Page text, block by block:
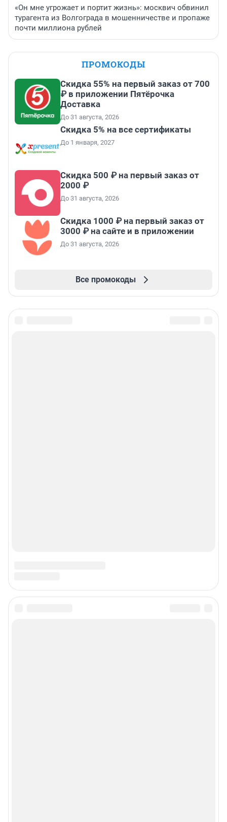
«Он мне угрожает и портит жизнь»: москвич обвинил
турагента из Волгограда в мошенничестве и пропаже
почти миллиона рублей
ПРОМОКОДЫ
Скидка 55% на первый заказ от 700
₽ в приложении Пятёрочка
Доставка
До 31 августа, 2026
Скидка 5% на все сертификаты
До 1 января, 2027
Скидка 500 ₽ на первый заказ от
2000 ₽
До 31 августа, 2026
Скидка 1000 ₽ на первый заказ от
3000 ₽ на сайте и в приложении
До 31 августа, 2026
Все промокоды